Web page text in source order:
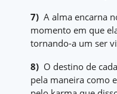
7) A alma encarna
momento em que
tornando-a um ser
8) O destino de
pela maneira como